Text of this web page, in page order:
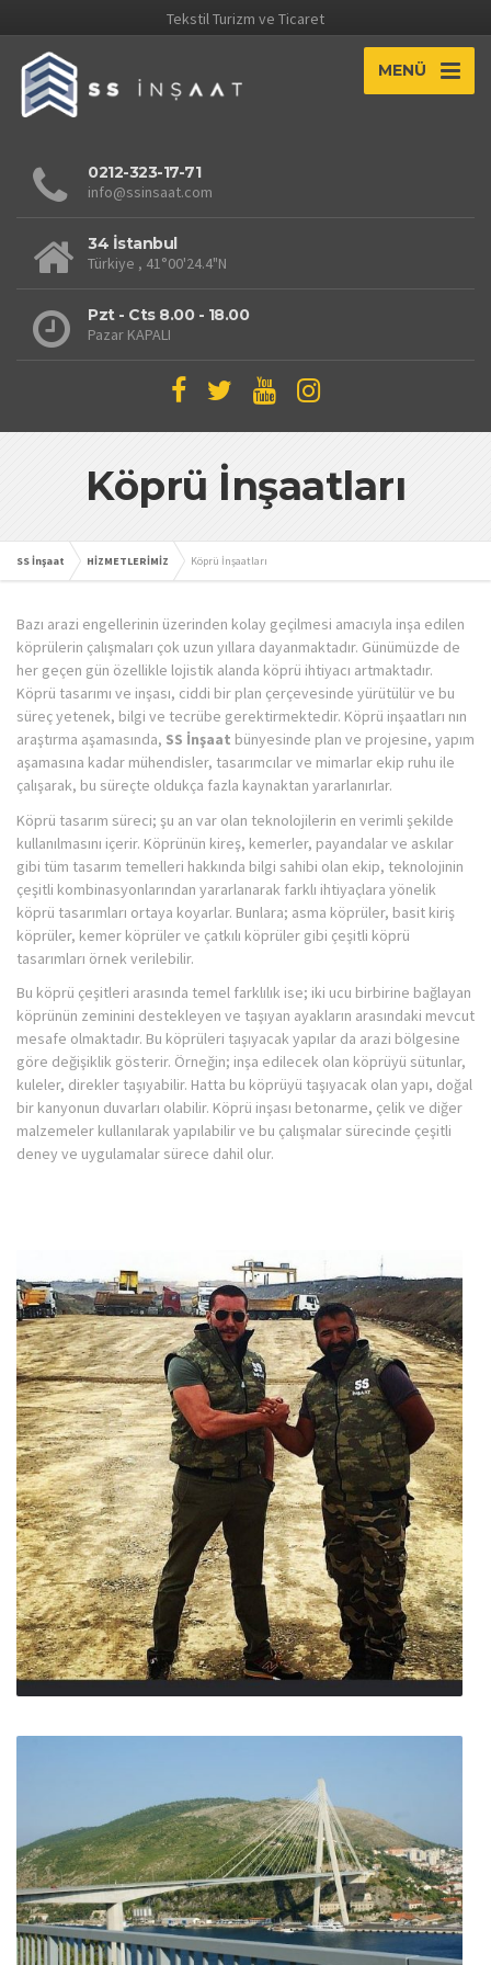
Tekstil Turizm ve Ticaret
MENÜ
Do you own this website?
0212-323-17-71
info@ssinsaat.com
34 İstanbul
Türkiye , 41°00'24.4"N
Pzt - Cts 8.00 - 18.00
Pazar KAPALI
Köprü İnşaatları
SS İnşaat HİZMETLERİMİZ Köprü İnşaatları
Bazı arazi engellerinin üzerinden kolay geçilmesi amacıyla inşa edilen
köprülerin çalışmaları çok uzun yıllara dayanmaktadır. Günümüzde de
her geçen gün özellikle lojistik alanda köprü ihtiyacı artmaktadır.
Köprü tasarımı ve inşası, ciddi bir plan çerçevesinde yürütülür ve bu
süreç yetenek, bilgi ve tecrübe gerektirmektedir. Köprü inşaatları nın
araştırma aşamasında, SS İnşaat bünyesinde plan ve projesine, yapım
aşamasına kadar mühendisler, tasarımcılar ve mimarlar ekip ruhu ile
çalışarak, bu süreçte oldukça fazla kaynaktan yararlanırlar.
Köprü tasarım süreci; şu an var olan teknolojilerin en verimli şekilde
kullanılmasını içerir. Köprünün kireş, kemerler, payandalar ve askılar
gibi tüm tasarım temelleri hakkında bilgi sahibi olan ekip, teknolojinin
çeşitli kombinasyonlarından yararlanarak farklı ihtiyaçlara yönelik
köprü tasarımları ortaya koyarlar. Bunlara; asma köprüler, basit kiriş
köprüler, kemer köprüler ve çatkılı köprüler gibi çeşitli köprü
tasarımları örnek verilebilir.
Bu köprü çeşitleri arasında temel farklılık ise; iki ucu birbirine bağlayan
köprünün zeminini destekleyen ve taşıyan ayakların arasındaki mevcut
mesafe olmaktadır. Bu köprüleri taşıyacak yapılar da arazi bölgesine
göre değişiklik gösterir. Örneğin; inşa edilecek olan köprüyü sütunlar,
kuleler, direkler taşıyabilir. Hatta bu köprüyü taşıyacak olan yapı, doğal
bir kanyonun duvarları olabilir. Köprü inşası betonarme, çelik ve diğer
malzemeler kullanılarak yapılabilir ve bu çalışmalar sürecinde çeşitli
deney ve uygulamalar sürece dahil olur.